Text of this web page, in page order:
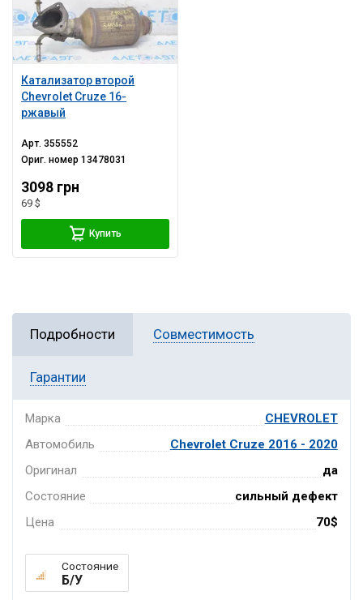
Катализатор второй
Chevrolet Cruze 16-
ржавый
Арт.355552
Ориг. номер13478031
3098 грн
69 $
Купить
Подробности Совместимость
Гарантии
Марка
CHEVROLET
Автомобиль
Chevrolet Cruze 2016 - 2020
Оригинал
да
Состояние
сильный дефект
Цена
70$
Состояние
Б/У